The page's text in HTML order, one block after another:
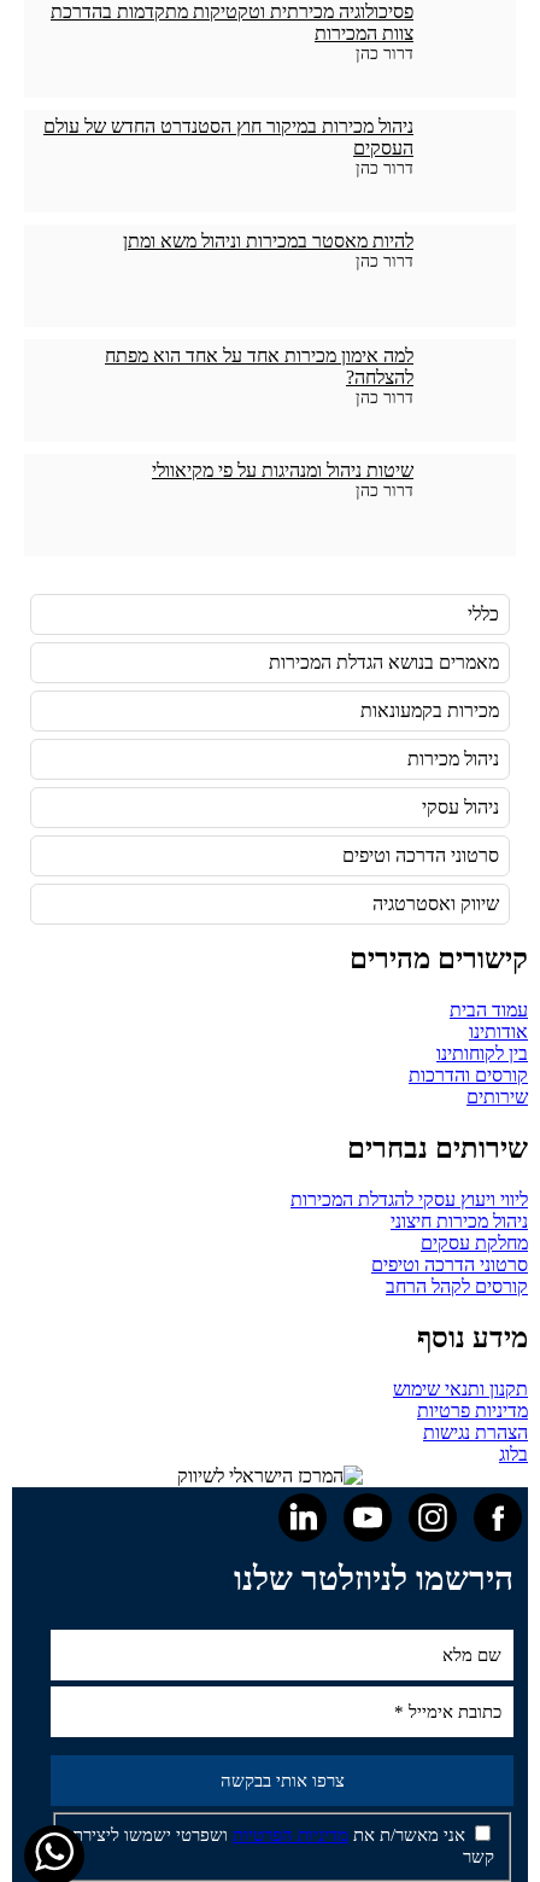
פסיכולוגיה מכירתית וטקטיקות מתקדמות בהדרכת
צוות המכירות
דרור כהן
ניהול מכירות במיקור חוץ הסטנדרט החדש של עולם
העסקים
דרור כהן
להיות מאסטר במכירות וניהול משא ומתן
דרור כהן
למה אימון מכירות אחד על אחד הוא מפתח
להצלחה?
דרור כהן
שיטות ניהול ומנהיגות על פי מקיאוולי
דרור כהן
כללי
מאמרים בנושא הגדלת המכירות
מכירות בקמעונאות
ניהול מכירות
ניהול עסקי
סרטוני הדרכה וטיפים
שיווק ואסטרטגיה
קישורים מהירים
עמוד הבית
אודותינו
בין לקוחותינו
קורסים והדרכות
שירותים
שירותים נבחרים
ליווי ויעוץ עסקי להגדלת המכירות
ניהול מכירות חיצוני
מחלקת עסקים
סרטוני הדרכה וטיפים
קורסים לקהל הרחב
מידע נוסף
תקנון ותנאי שימוש
מדיניות פרטיות
הצהרת נגישות
בלוג
הירשמו לניוזלטר שלנו
אני מאשר/ת את מדיניות הפרטיות ושפרטי ישמשו ליצירת
קשר